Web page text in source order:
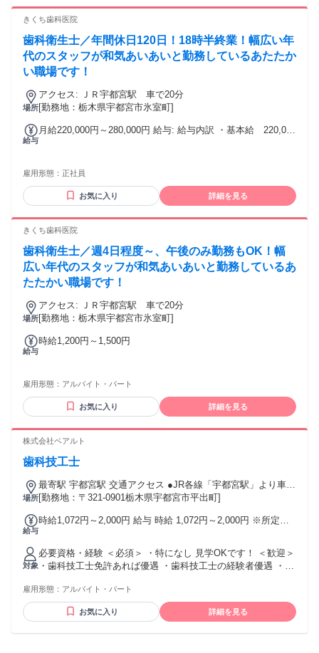
きくち歯科医院
歯科衛生士／年間休日120日！18時半終業！幅広い年
代のスタッフが和気あいあいと勤務しているあたたか
い職場です！
場所
アクセス: ＪＲ宇都宮駅 車で20分
[勤務地：栃木県宇都宮市氷室町]
給与
月給220,000円～280,000円 給与: 給与内訳 ・基本給 220,000
雇用形態： 正社員
お気に入り 詳細を見る
きくち歯科医院
歯科衛生士／週4日程度～、午後のみ勤務もOK！幅
広い年代のスタッフが和気あいあいと勤務しているあ
たたかい職場です！
場所
アクセス: ＪＲ宇都宮駅 車で20分
[勤務地：栃木県宇都宮市氷室町]
給与
時給1,200円～1,500円
雇用形態： アルバイト・パート
お気に入り 詳細を見る
株式会社ベアルト
歯科技工士
場所
最寄駅 宇都宮駅 交通アクセス ●JR各線「宇都宮駅」より車で
[勤務地：〒321-0901栃木県宇都宮市平出町]
給与
時給1,072円～2,000円 給与 時給 1,072円～2,000円 ※所定労
験者の場合、 前職の給与保証あり！ ■昇給あり ■賞与あり
（年3回） ※業績による ■交通費支給（20,000円上限）
対象
必要資格・経験 ＜必須＞ ・特になし 見学OKです！ ＜歓迎＞
・歯科技工士免許あれば優遇 ・歯科技工士の経験者優遇 ・責
雇用形態： アルバイト・パート
お気に入り 詳細を見る